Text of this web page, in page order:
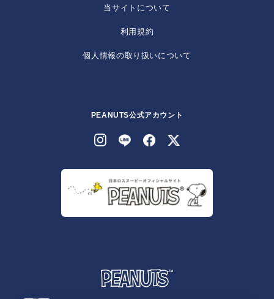
当サイトについて
利用規約
個人情報の取り扱いについて
PEANUTS公式アカウント